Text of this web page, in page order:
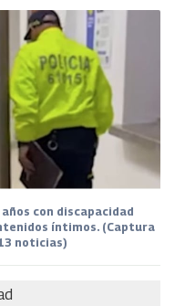
con discapacidad
íntimos. (Captura
noticias)